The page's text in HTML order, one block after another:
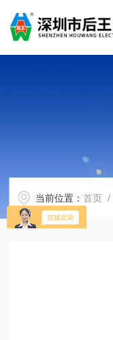
当前位置：首页 /